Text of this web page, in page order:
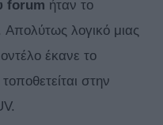
forum ήταν το
Απολύτως λογικό μιας
έκανε το
στην